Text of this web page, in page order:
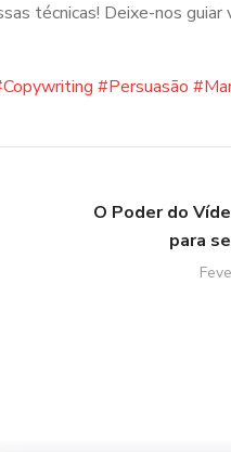
técnicas! Deixe-nos guiar
#Persuasão
O Poder do
para